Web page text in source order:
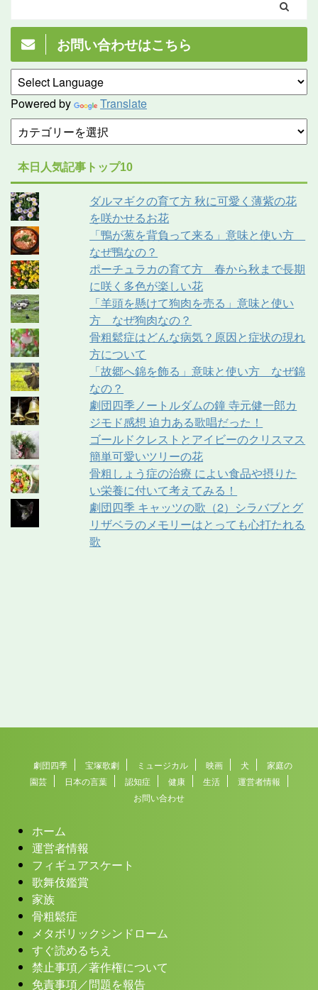
お問い合わせはこちら
Powered by Translate
本日人気記事トップ10
ダルマギクの育て方 秋に可愛く薄紫の花
を咲かせるお花
「鴨が葱を背負って来る」意味と使い方
なぜ鴨なの？
ポーチュラカの育て方 春から秋まで長期
に咲く多色が楽しい花
「羊頭を懸けて狗肉を売る」意味と使い
方 なぜ狗肉なの？
骨粗鬆症はどんな病気？原因と症状の現れ
方について
「故郷へ錦を飾る」意味と使い方 なぜ錦
なの？
劇団四季ノートルダムの鐘 寺元健一郎カ
ジモド感想 迫力ある歌唱だった！
ゴールドクレストとアイビーのクリスマス
簡単可愛いツリーの花
骨粗しょう症の治療 によい食品や摂りた
い栄養に付いて考えてみる！
劇団四季 キャッツの歌（2）シラバブとグ
リザベラのメモリーはとっても心打たれる
歌
劇団四季 宝塚歌劇 ミュージカル 映画 犬
家庭の
園芸
日本の言葉 認知症 健康 生活
運営者情報
お問い合わせ
ホーム
運営者情報
フィギュアスケート
歌舞伎鑑賞
家族
骨粗鬆症
メタボリックシンドローム
すぐ読めるちえ
禁止事項／著作権について
免責事項／問題を報告